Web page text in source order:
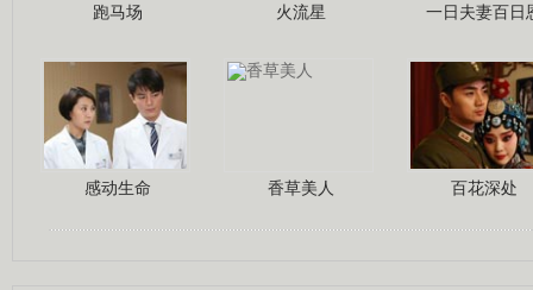
跑马场 火流星 一日夫妻百日
感动生命 香草美人 百花深处